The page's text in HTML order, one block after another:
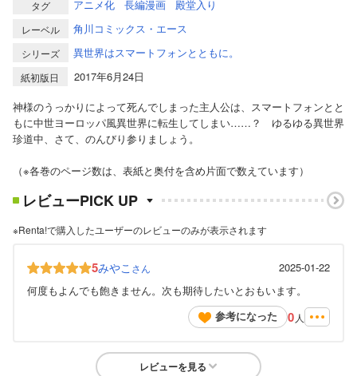
タグ アニメ化 長編漫画 殿堂入り
レーベル 角川コミックス・エース
シリーズ 異世界はスマートフォンとともに。
紙初版日
2017年6月24日
神様のうっかりによって死んでしまった主人公は、スマートフォンとと
もに中世ヨーロッパ風異世界に転生してしまい……？ ゆるゆる異世界
珍道中、さて、のんびり参りましょう。
（※各巻のページ数は、表紙と奥付を含め片面で数えています）
レビューPICK UP
※Renta!で購入したユーザーのレビューのみが表示されます
5みやこ さん
2025-01-22
何度もよんでも飽きません。次も期待したいとおもいます。
参考になった
0 人
レビューを見る